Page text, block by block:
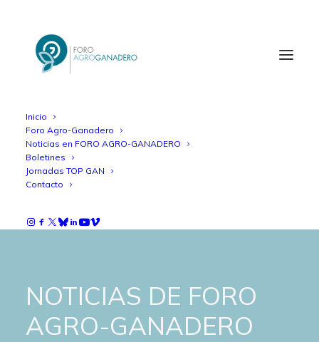
Inicio
Foro Agro-Ganadero
Noticias en FORO AGRO-GANADERO
Boletines
Jornadas TOP GAN
Contacto
NOTICIAS DE FORO
AGRO-GANADERO